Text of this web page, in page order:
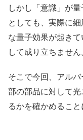
しかし「意識」が
としても、実際に
な量子効果が起き
して成り立ちません
そこで今回、アル
部の部品に対して
るかを確かめること